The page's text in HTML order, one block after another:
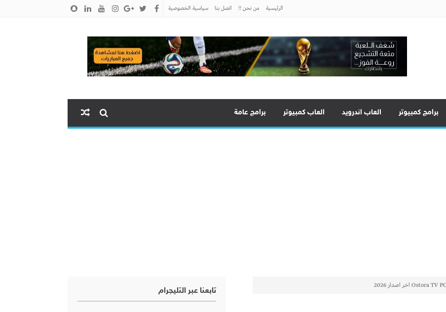
الرئيسية من نحن !! اتصل بنا سياسية الخصوصية
برامج كمبيوتر العاب اندرويد العاب كمبيوتر برامج عامة
تابعنا عبر التليجرام